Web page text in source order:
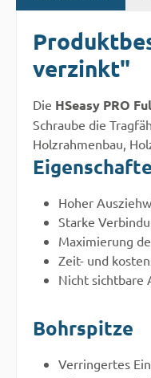
verzinkt"
Die HSeasy PRO
Schraube die
Holzrahmenbau,
Hoher
Starke
Maximierung
Zeit- und
Nicht sichtbare
Bohrspitze
Verringertes